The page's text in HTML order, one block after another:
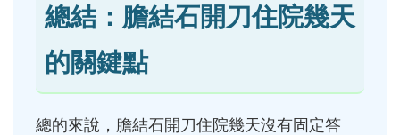
總結：膽結石開刀住院幾天
的關鍵點
總的來說，膽結石開刀住院幾天沒有固定答